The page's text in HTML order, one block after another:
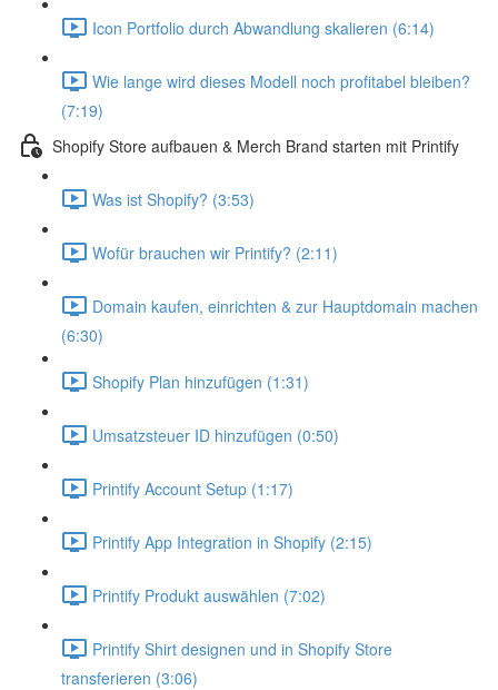
Icon Portfolio durch Abwandlung skalieren (6:14)
Wie lange wird dieses Modell noch profitabel bleiben?
(7:19)
Shopify Store aufbauen & Merch Brand starten mit Printify
Was ist Shopify? (3:53)
Wofür brauchen wir Printify? (2:11)
Domain kaufen, einrichten & zur Hauptdomain machen
(6:30)
Shopify Plan hinzufügen (1:31)
Umsatzsteuer ID hinzufügen (0:50)
Printify Account Setup (1:17)
Printify App Integration in Shopify (2:15)
Printify Produkt auswählen (7:02)
Printify Shirt designen und in Shopify Store
transferieren (3:06)